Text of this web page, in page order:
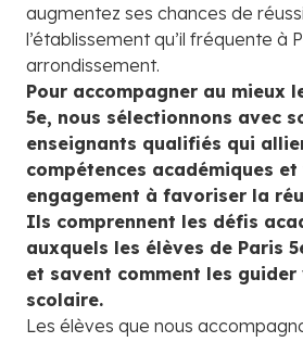
augmentez ses chances de
l’établissement qu’il fréquente à
arrondissement.
Pour accompagner au mieux
5e, nous sélectionnons avec
enseignants qualifiés qui
compétences académiques
engagement à favoriser la
Ils comprennent les défis
auxquels les élèves de Paris
et savent comment les
scolaire.
Les élèves que nous